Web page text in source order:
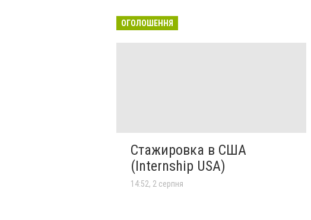
ОГОЛОШЕННЯ
Стажировка в США
(Internship USA)
14:52, 2 серпня